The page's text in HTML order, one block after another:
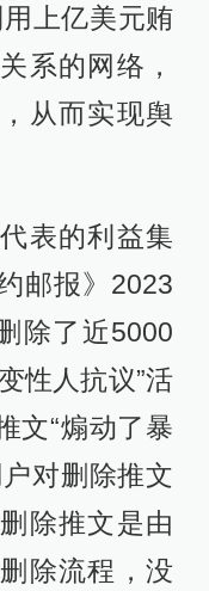
上亿美元贿
系的网络，
从而实现舆
表的利益集
邮报》2023
除了近5000
性人抗议”活
文“煽动了暴
对删除推文
除推文是由
除流程，没